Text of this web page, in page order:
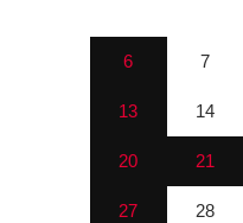
6 7
13 14
20 21
27 28